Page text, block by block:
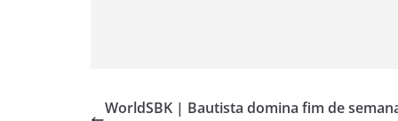
WorldSBK | Bautista domina fim de